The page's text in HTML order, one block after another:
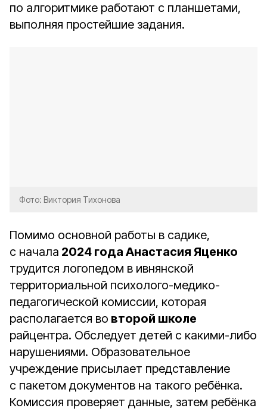
по алгоритмике работают с планшетами,
выполняя простейшие задания.
Фото: Виктория Тихонова
Помимо основной работы в садике,
с начала 2024 года Анастасия Яценко
трудится логопедом в ивнянской
территориальной психолого-медико-
педагогической комиссии, которая
располагается во второй школе
райцентра. Обследует детей с какими-либо
нарушениями. Образовательное
учреждение присылает представление
с пакетом документов на такого ребёнка.
Комиссия проверяет данные, затем ребёнка